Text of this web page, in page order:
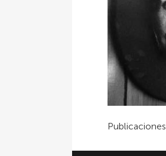
Publicaciones